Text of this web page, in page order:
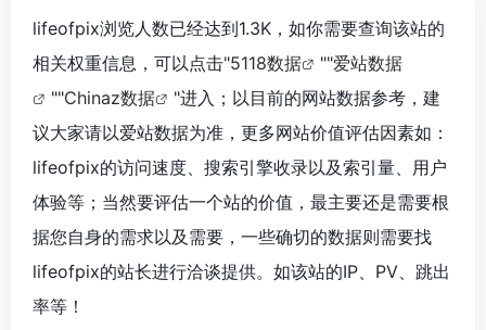
lifeofpix浏览人数已经达到1.3K，如你需要查询该站的
相关权重信息，可以点击"5118数据 ""爱站数据
""Chinaz数据
"进入；以目前的网站数据参考，建
议大家请以爱站数据为准，更多网站价值评估因素如：
lifeofpix的访问速度、搜索引擎收录以及索引量、用户
体验等；当然要评估一个站的价值，最主要还是需要根
据您自身的需求以及需要，一些确切的数据则需要找
lifeofpix的站长进行洽谈提供。如该站的IP、PV、跳出
率等！